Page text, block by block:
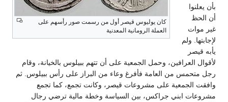
كان يوليوس قيصر أول من رسمت صور رأسهم على
العملة الرومانية المعدنية
بأن يعلنوا
أن الحظ
غير موات
لإجابتها. ولم
يأبه قيصر
لأقوال العرافين، وحمل الجمعية على أن تتهم ببيلوس بالخيانة، وقام
رجل متحمس من العامة فأفرغ وعاء من البراز على رأس ببيلوس. ثم
وافقت الجمعية على مشروعات قيصر، وكانت تجمع، كما تجمع
مشروعات ابني جراكس، بين السياسة وخطة مالية ترضي رجال